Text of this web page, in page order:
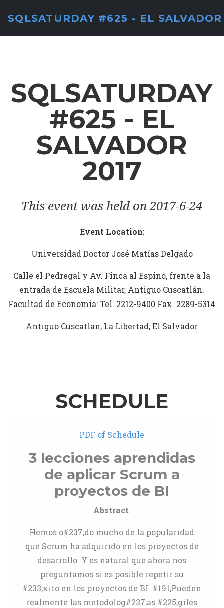
SQLSATURDAY #625 - EL
SQLSATURDAY
#625 - EL
SALVADOR
2017
This event was held on 2017-6-24
Event Location:
Universidad Doctor José Matías Delgado
Calle el Pedregal y Av. Finca al Espino, frente a la
entrada de Escuela Militar, Antiguo Cuscatlán.
Facultad de Economía: Tel. 2212-9400 Fax. 2289-5314
Antiguo Cuscatlan, La Libertad, El Salvador
SCHEDULE
PDF of Schedule
3 lecciones aprendidas
de aplicar Scrum a
proyectos de BI
Abstract:
Hemos o#237;do mucho de la popularidad
que Scrum ha adquirido en los proyectos de
desarrollo. Y es natural que ahora nos
preguntamos si es posible repetir su
#233;xito en los proyectos de BI. #191;Pueden
realmente las metodolog#237;as #225;giles